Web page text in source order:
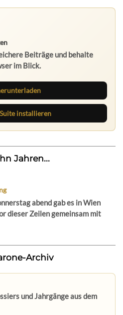
Beiträge und behalte
im Blick.
installieren
Jahren...
abend gab es in Wien
dieser Zeilen gemeinsam mit
Archiv
und Jahrgänge aus dem